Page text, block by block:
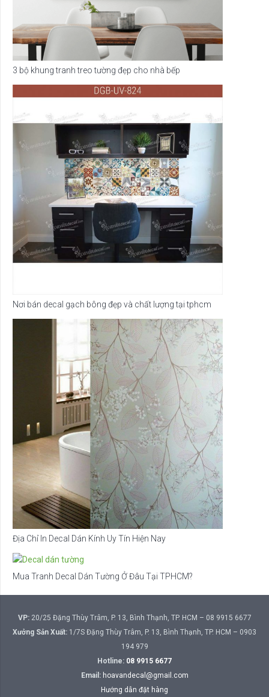
3 bộ khung tranh treo tường đẹp cho nhà bếp
Nơi bán decal gạch bông đẹp và chất lượng tại tphcm
Địa Chỉ In Decal Dán Kính Uy Tín Hiện Nay
Mua Tranh Decal Dán Tường Ở Đâu Tại TPHCM?
VP:20/25 Đặng Thùy Trâm, P. 13, Bình Thạnh, TP. HCM – 08 9915 6677
Xưởng Sản Xuất: 1/7S Đặng Thùy Trâm, P. 13, Bình Thạnh, TP. HCM – 0903
194 979
Hotline: 08 9915 6677
Email: hoavandecal@gmail.com
Hướng dẫn đặt hàng